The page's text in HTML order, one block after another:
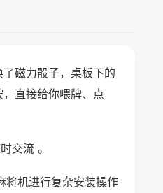
磁力骰子，桌板下的
直接给你喂牌、点
交流 。
将机进行复杂安装操作